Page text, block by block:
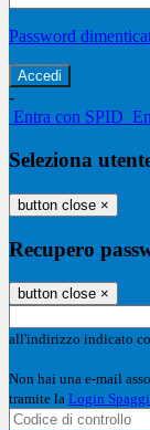
Password
-
Entra con SPID
Seleziona
button close ×
Recupero
button close ×
all'indirizzo indicato
Non hai una e-mail
tramite la Login